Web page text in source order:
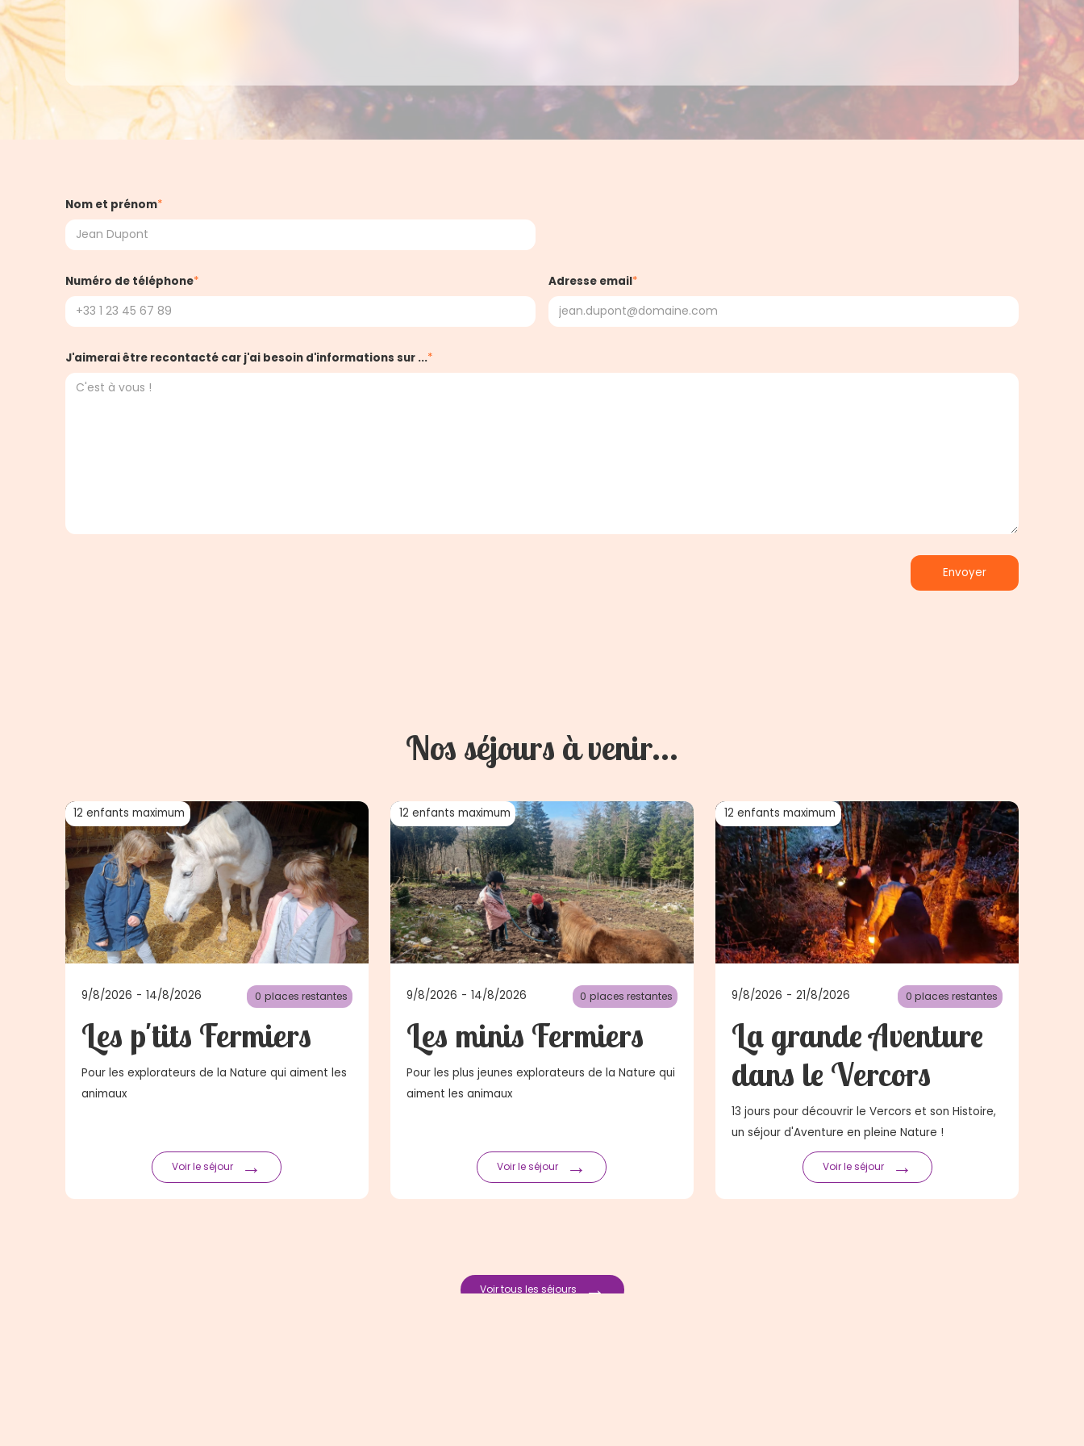
Nom et prénom*
Numéro de téléphone* Adresse email*
J'aimerai être recontacté car j'ai besoin d'informations sur ...*
Nos séjours à venir...
9/8/2026 - 14/8/2026 0 places restantes
Les p'tits Fermiers
Pour les explorateurs de la Nature qui aiment les
animaux
12 enfants maximum
Voir le séjour →
9/8/2026 - 14/8/2026 0 places restantes
Les minis Fermiers
Pour les plus jeunes explorateurs de la Nature qui
aiment les animaux
12 enfants maximum
Voir le séjour →
9/8/2026 - 21/8/2026 0 places restantes
La grande Aventure
dans le Vercors
13 jours pour découvrir le Vercors et son Histoire,
un séjour d'Aventure en pleine Nature !
12 enfants maximum
Voir le séjour →
Voir tous les séjours →